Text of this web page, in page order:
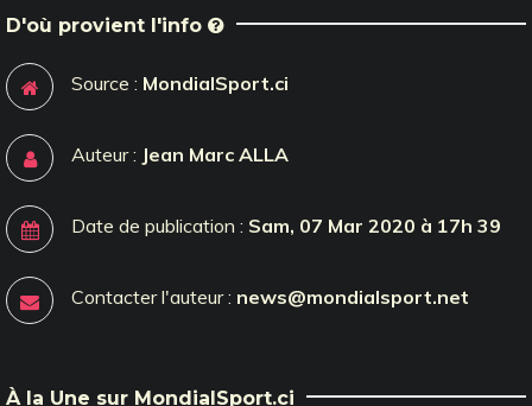
D'où provient l'info
Source : MondialSport.ci
Auteur : Jean Marc ALLA
Date de publication : Sam, 07 Mar 2020 à 17h 39
Contacter l'auteur : news@mondialsport.net
À la Une sur MondialSport.ci